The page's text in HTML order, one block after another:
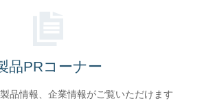
品PRコーナー
品情報、企業情報がご覧いただけます